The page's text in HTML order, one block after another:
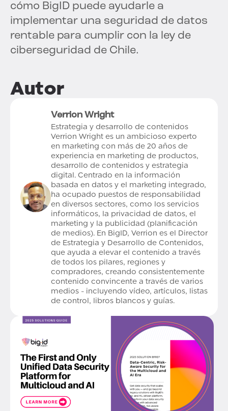
cómo BigID puede ayudarle a
implementar una seguridad de datos
rentable para cumplir con la ley de
ciberseguridad de Chile.
Autor
Verrion Wright
Estrategia y desarrollo de contenidos
Verrion Wright es un ambicioso experto
en marketing con más de 20 años de
experiencia en marketing de productos,
desarrollo de contenidos y estrategia
digital. Centrado en la información
basada en datos y el marketing integrado,
ha ocupado puestos de responsabilidad
en diversos sectores, como los servicios
informáticos, la privacidad de datos, el
marketing y la publicidad (planificación
de medios). En BigID, Verrion es el Director
de Estrategia y Desarrollo de Contenidos,
que ayuda a elevar el contenido a través
de todos los pilares, regiones y
compradores, creando consistentemente
contenido convincente a través de varios
medios - incluyendo vídeo, artículos, listas
de control, libros blancos y guías.